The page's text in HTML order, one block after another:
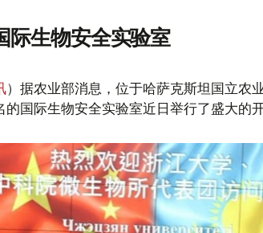
际生物安全实验室
）据农业部消息，位于哈萨克斯坦国立农
国际生物安全实验室近日举行了盛大的开